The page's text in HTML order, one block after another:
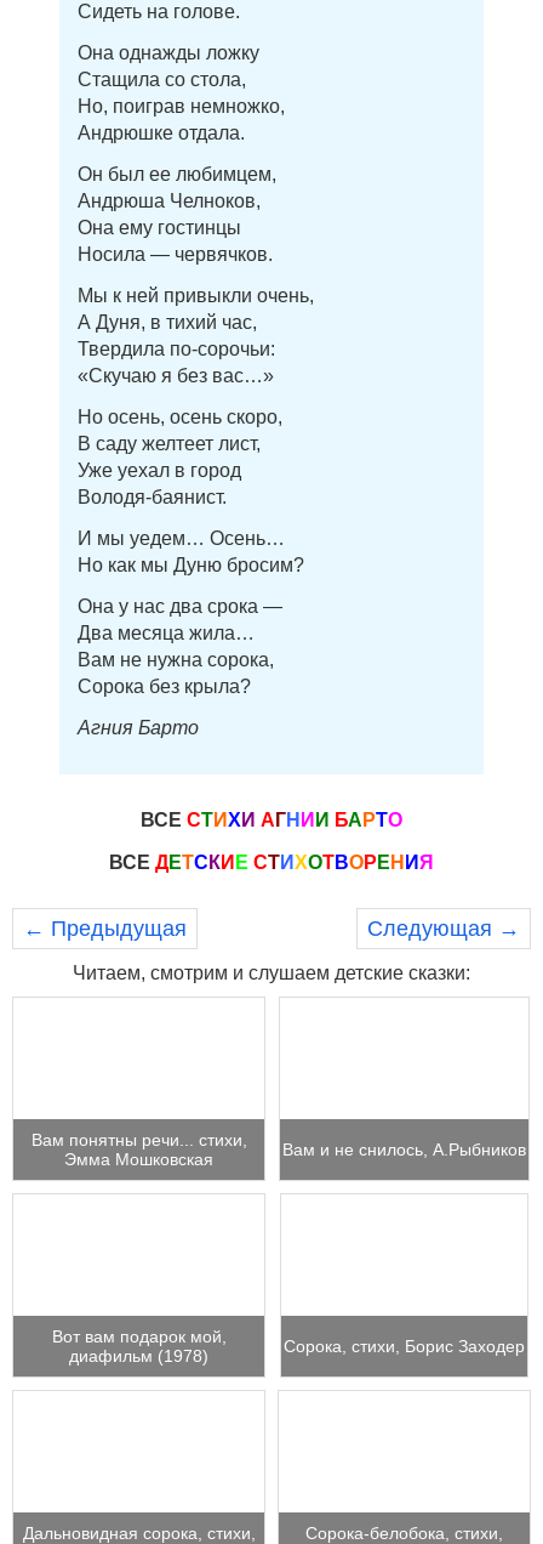
Сидеть на голове.
Она однажды ложку
Стащила со стола,
Но, поиграв немножко,
Андрюшке отдала.
Он был ее любимцем,
Андрюша Челноков,
Она ему гостинцы
Носила — червячков.
Мы к ней привыкли очень,
А Дуня, в тихий час,
Твердила по-сорочьи:
«Скучаю я без вас…»
Но осень, осень скоро,
В саду желтеет лист,
Уже уехал в город
Володя-баянист.
И мы уедем… Осень…
Но как мы Дуню бросим?
Она у нас два срока —
Два месяца жила…
Вам не нужна сорока,
Сорока без крыла?
Агния Барто
ВСЕ СТИХ И А ГН И И БА РТО
ВСЕ ДЕТС КИ Е СТИХОТВОР Е Н ИЯ
← Предыдущая Следующая →
Читаем, смотрим и слушаем детские сказки:
Вам понятны речи... стихи,
Эмма Мошковская
Вам и не снилось, А.Рыбников
Вот вам подарок мой,
диафильм (1978)
Сорока, стихи, Борис Заходер
Дальновидная сорока, стихи,
Сорока-белобока, стихи,